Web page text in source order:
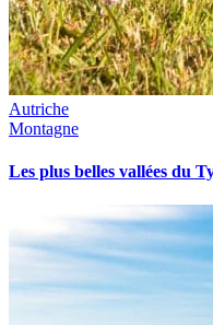
Autriche
Montagne
Les plus belles vallées du